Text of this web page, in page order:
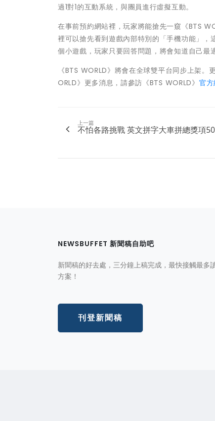
過1對1的互動系統，與團員進行虛擬互動。
在事前預約網站裡，玩家將能搶先一窺《BTS
裡可以搶先看到遊戲內部特別的「手機功能」
個小遊戲，玩家只要回答問題，將會知道自己最
《BTS WORLD》將會在全球雙平台同步上架
ORLD》更多消息，請參訪《BTS WORLD》 官
上一篇
不怕各路挑戰 英文拼字大車拼總獎項
NEWSBUFFET 新聞稿自助吧
新聞稿的好去處，三分鐘上稿完成，最快接觸最多
方案！
刊登新聞稿